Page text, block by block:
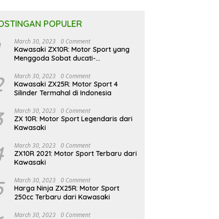
POPULER
March 30, 2023 0 Comment
Kawasaki ZX10R: Motor Sport yang
Menggoda Sobat ducati-
March 30, 2023 0 Comment
Kawasaki ZX25R: Motor Sport 4
Silinder Termahal di Indonesia
March 30, 2023 0 Comment
ZX 10R: Motor Sport Legendaris dari
Kawasaki
March 30, 2023 0 Comment
ZX10R 2021: Motor Sport Terbaru dari
Kawasaki
March 30, 2023 0 Comment
Harga Ninja ZX25R: Motor Sport
250cc Terbaru dari Kawasaki
March 30, 2023 0 Comment